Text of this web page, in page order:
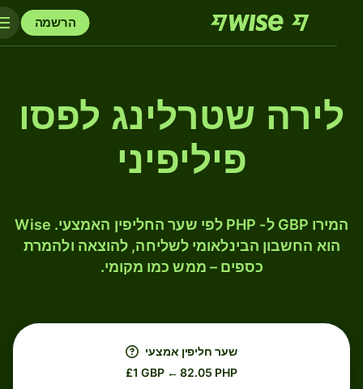
הרשמה
לירה שטרלינג לפסו
פיליפיני
המירו GBP ל- PHP לפי שער החליפין האמצעי. Wise
הוא החשבון הבינלאומי לשליחה, להוצאה ולהמרת
כספים – ממש כמו מקומי.
שער חליפין אמצעי
£1 GBP ← 82.05 PHP